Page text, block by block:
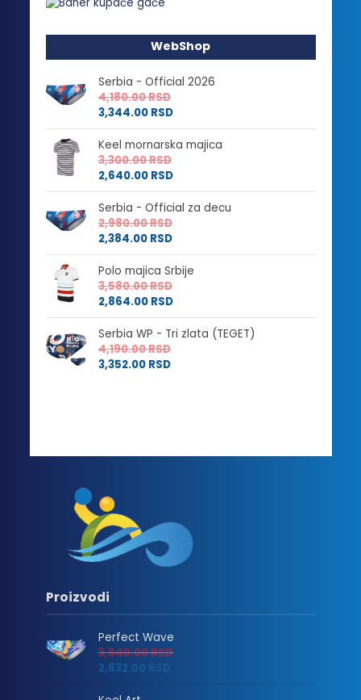
WebShop
Serbia - Official 2026
4,180.00RSD
3,344.00 RSD
Keel mornarska majica
3,300.00RSD
2,640.00 RSD
Serbia - Official za decu
2,980.00RSD
2,384.00 RSD
Polo majica Srbije
3,580.00RSD
2,864.00 RSD
Serbia WP - Tri zlata (TEGET)
4,190.00RSD
3,352.00 RSD
Proizvodi
Perfect Wave
3,540.00RSD
2,832.00 RSD